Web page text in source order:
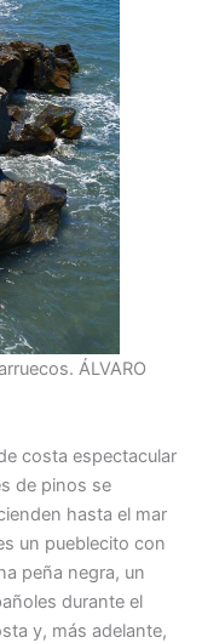
ÁLVARO
costa espectacular
de pinos se
hasta el mar
un pueblecito con
peña negra, un
durante el
y, más adelante,